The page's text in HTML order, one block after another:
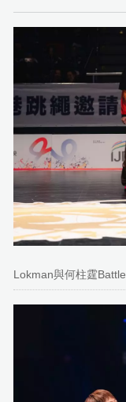
Lokman與何柱霆Battle